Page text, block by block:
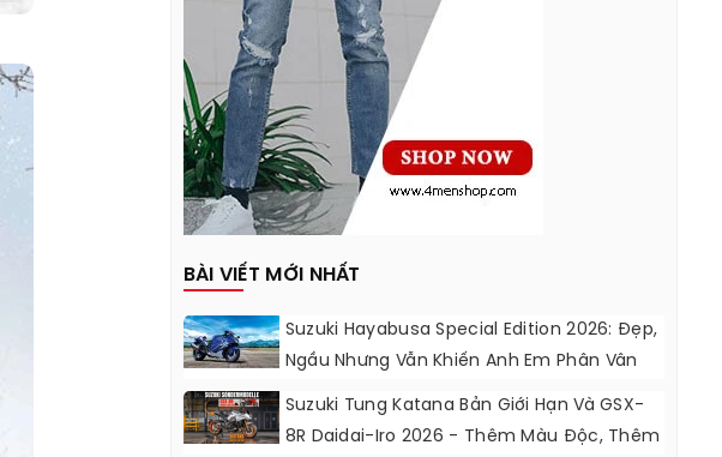
BÀI VIẾT MỚI NHẤT
Suzuki Hayabusa Special Edition 2026: Đẹp,
Ngầu Nhưng Vẫn Khiến Anh Em Phân Vân
Suzuki Tung Katana Bản Giới Hạn Và GSX-
8R Daidai-Iro 2026 - Thêm Màu Độc, Thêm